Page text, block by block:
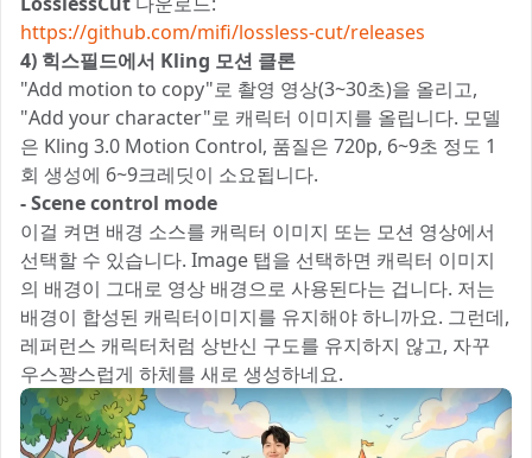
https://github.com/mifi/lossless-cut/releases
4) 힉스필드에서 Kling 모션 클론
"Add motion to copy"로 촬영 영상(3~30초)을 올리고,
"Add your character"로 캐릭터 이미지를 올립니다. 모델
은 Kling 3.0 Motion Control, 품질은 720p, 6~9초 정도 1
회 생성에 6~9크레딧이 소요됩니다.
- Scene control mode
이걸 켜면 배경 소스를 캐릭터 이미지 또는 모션 영상에서
선택할 수 있습니다. Image 탭을 선택하면 캐릭터 이미지
의 배경이 그대로 영상 배경으로 사용된다는 겁니다. 저는
배경이 합성된 캐릭터이미지를 유지해야 하니까요. 그런데,
레퍼런스 캐릭터처럼 상반신 구도를 유지하지 않고, 자꾸
우스꽝스럽게 하체를 새로 생성하네요.